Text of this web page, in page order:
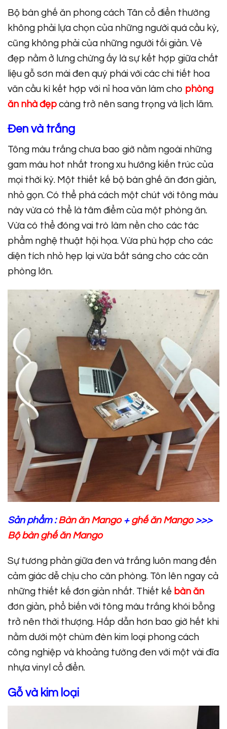
Bộ bàn ghế ăn phong cách Tân cổ điển thường
không phải lựa chọn của những người quá cầu kỳ,
cũng không phải của những người tối giản. Vẻ
đẹp nằm ở lưng chừng ấy là sự kết hợp giữa chất
liệu gỗ sơn mài đen quý phái với các chi tiết hoa
văn cầu kì kết hợp với nỉ hoa văn làm cho phòng
ăn nhà đẹp càng trở nên sang trọng và lịch lãm.
Đen và trắng
Tông màu trắng chưa bao giờ nằm ngoài những
gam màu hot nhất trong xu hướng kiến trúc của
mọi thời kỳ. Một thiết kế bộ bàn ghế ăn đơn giản,
nhỏ gọn. Có thể phá cách một chút với tông màu
này vừa có thể là tâm điểm của một phòng ăn.
Vừa có thể đóng vai trò làm nền cho các tác
phẩm nghệ thuật hội họa. Vừa phù hợp cho các
diện tích nhỏ hẹp lại vừa bắt sáng cho các căn
phòng lớn.
Sản phẩm :Bàn ăn Mango+ ghế ăn Mango>>>
Bộ bàn ghế ăn Mango
​Sự tương phản giữa đen và trắng luôn mang đến
cảm giác dễ chịu cho căn phòng. Tôn lên ngay cả
những thiết kế đơn giản nhất. Thiết kế bàn ăn
đơn giản, phổ biến với tông màu trắng khói bỗng
trở nên thời thượng. Hấp dẫn hơn bao giờ hết khi
nằm dưới một chùm đèn kim loại phong cách
công nghiệp và khoảng tường đen với một vài đĩa
nhựa vinyl cổ điển.
Gỗ và kim loại